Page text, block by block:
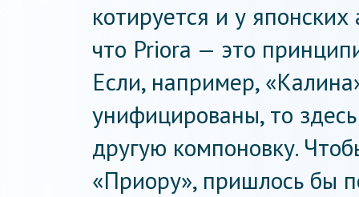
котируется и у
что Priora — это
Если, например,
унифицированы, то
другую компоновку.
«Приору», пришлось бы